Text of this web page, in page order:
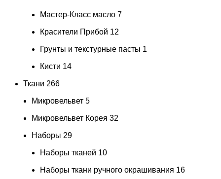
Мастер-Класс масло 7
Красители Прибой 12
Грунты и текстурные пасты 1
Кисти 14
Ткани 266
Микровельвет 5
Микровельвет Корея 32
Наборы 29
Наборы тканей 10
Наборы ткани ручного окрашивания 16